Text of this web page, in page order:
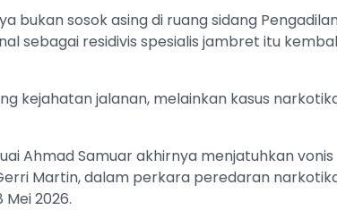
bukan sosok asing di ruang sidang
sebagai residivis spesialis jambret itu
kejahatan jalanan, melainkan kasus
Ahmad Samuar akhirnya menjatuhkan vonis
Martin, dalam perkara peredaran
2026.